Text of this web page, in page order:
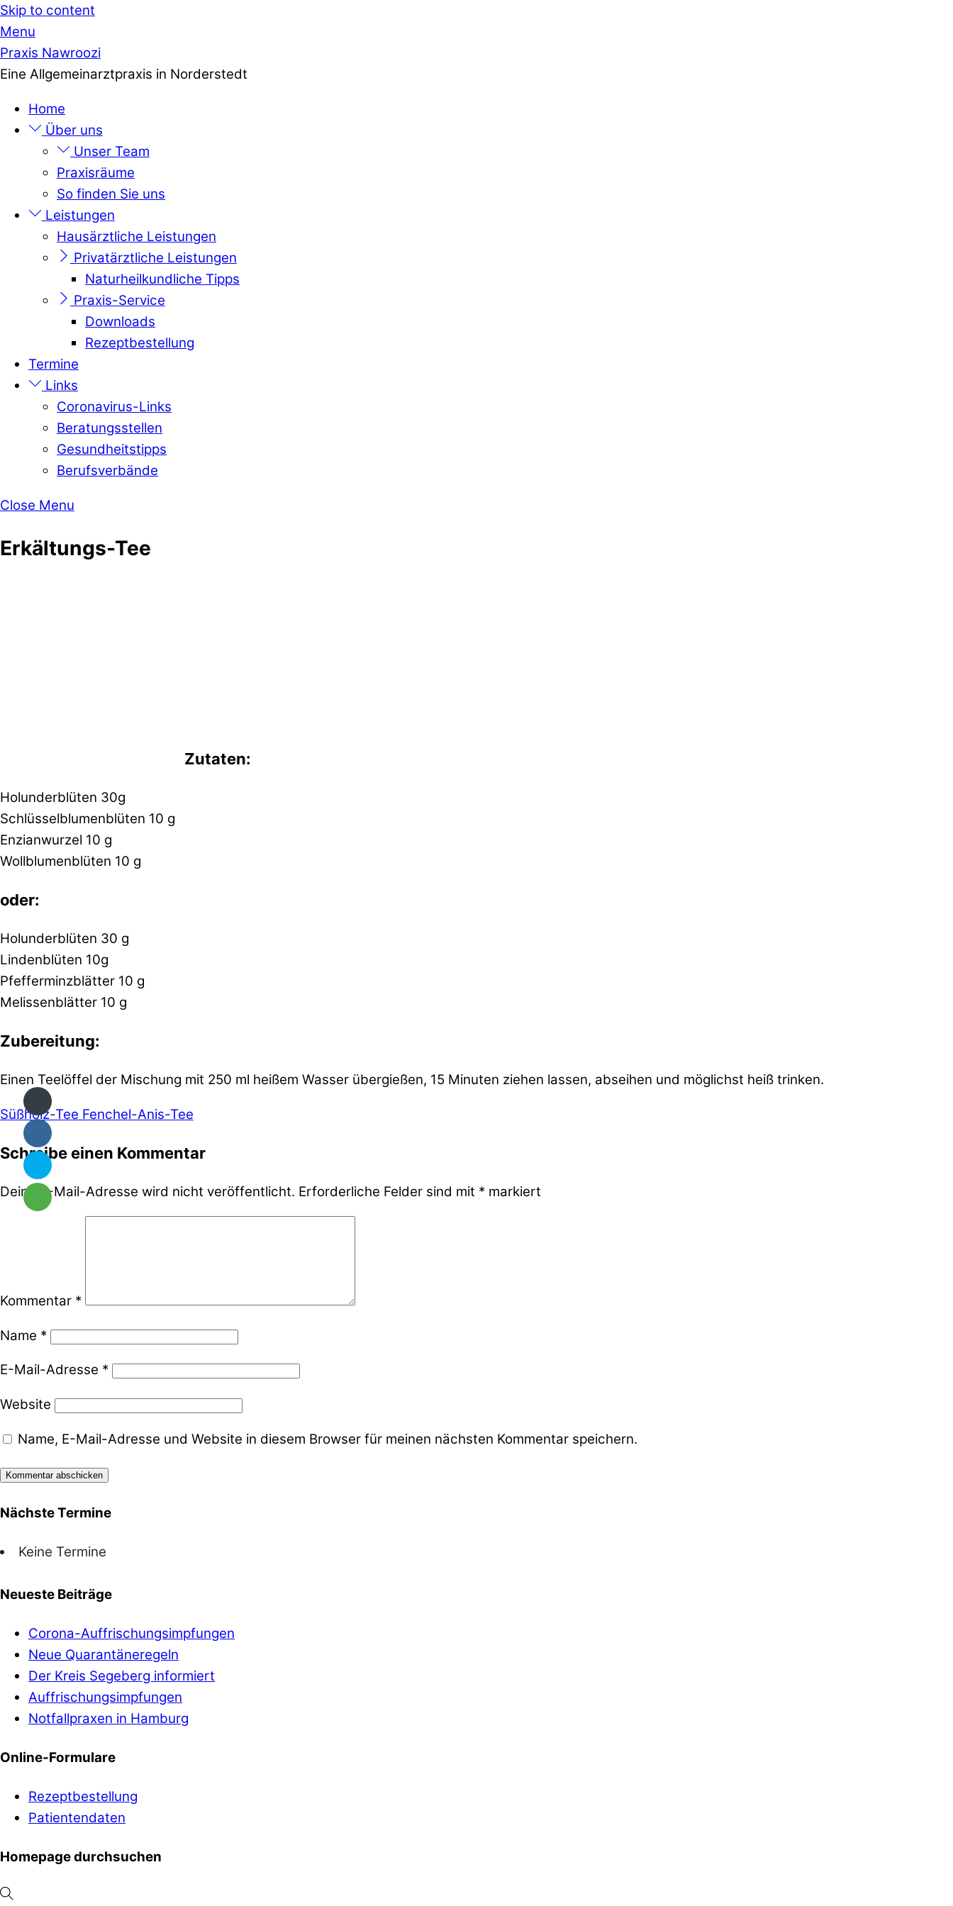
Skip to content
Menu
Praxis Nawroozi
Eine Allgemeinarztpraxis in Norderstedt
Home
Über uns
Unser Team
Praxisräume
So finden Sie uns
Leistungen
Hausärztliche Leistungen
Privatärztliche Leistungen
Naturheilkundliche Tipps
Praxis-Service
Downloads
Rezeptbestellung
Termine
Links
Coronavirus-Links
Beratungsstellen
Gesundheitstipps
Berufsverbände
Close Menu
Erkältungs-Tee
Zutaten:
Holunderblüten 30g
Schlüsselblumenblüten 10 g
Enzianwurzel 10 g
Wollblumenblüten 10 g
oder:
Holunderblüten 30 g
Lindenblüten 10g
Pfefferminzblätter 10 g
Melissenblätter 10 g
Zubereitung:
Einen Teelöffel der Mischung mit 250 ml heißem Wasser übergießen, 15 Minuten ziehen lassen, abseihen und möglichst heiß trinken.
Süßholz-Tee Fenchel-Anis-Tee
Schreibe einen Kommentar
Deine E-Mail-Adresse wird nicht veröffentlicht. Erforderliche Felder sind mit * markiert
Kommentar *
Name *
E-Mail-Adresse *
Website
Name, E-Mail-Adresse und Website in diesem Browser für meinen nächsten Kommentar speichern.
Nächste Termine
Keine Termine
Neueste Beiträge
Corona-Auffrischungsimpfungen
Neue Quarantäneregeln
Der Kreis Segeberg informiert
Auffrischungsimpfungen
Notfallpraxen in Hamburg
Online-Formulare
Rezeptbestellung
Patientendaten
Homepage durchsuchen